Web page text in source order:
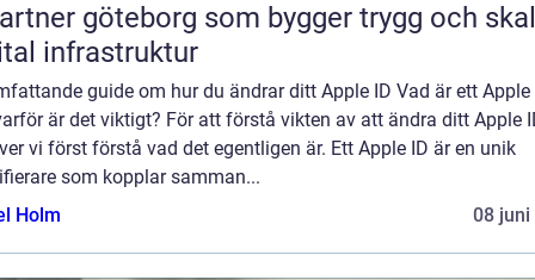
göteborg som bygger trygg och
infrastruktur
guide om hur du ändrar ditt Apple ID Vad är ett Apple
är det viktigt? För att förstå vikten av att ändra ditt Apple
vi först förstå vad det egentligen är. Ett Apple ID är en unik
som kopplar samman...
Holm
08 juni